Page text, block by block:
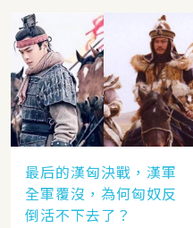
最后的漢匈決戰，漢軍
全軍覆沒，為何匈奴反
倒活不下去了？